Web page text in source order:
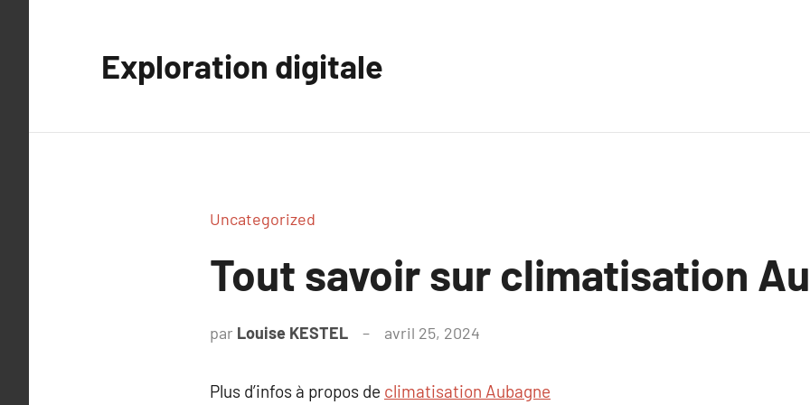
Exploration digitale
Uncategorized
Tout savoir sur climatisation
par Louise KESTEL avril 25, 2024
Plus d’infos à propos de climatisation Aubagne